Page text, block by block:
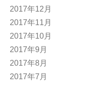
2017年12月
2017年11月
2017年10月
2017年9月
2017年8月
2017年7月